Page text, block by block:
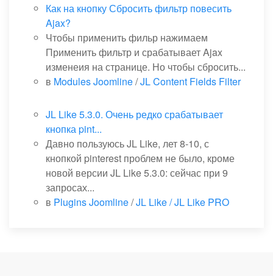
Как на кнопку Сбросить фильтр повесить
Ajax?
Чтобы применить фильр нажимаем
Применить фильтр и срабатывает Ajax
изменеия на странице. Но чтобы сбросить...
в Modules Joomline/JL Content Fields Filter
JL Like 5.3.0. Очень редко срабатывает
кнопка pint...
Давно пользуюсь JL Like, лет 8-10, с
кнопкой pinterest проблем не было, кроме
новой версии JL Like 5.3.0: сейчас при 9
запросах...
в Plugins Joomline/JL Like / JL Like PRO